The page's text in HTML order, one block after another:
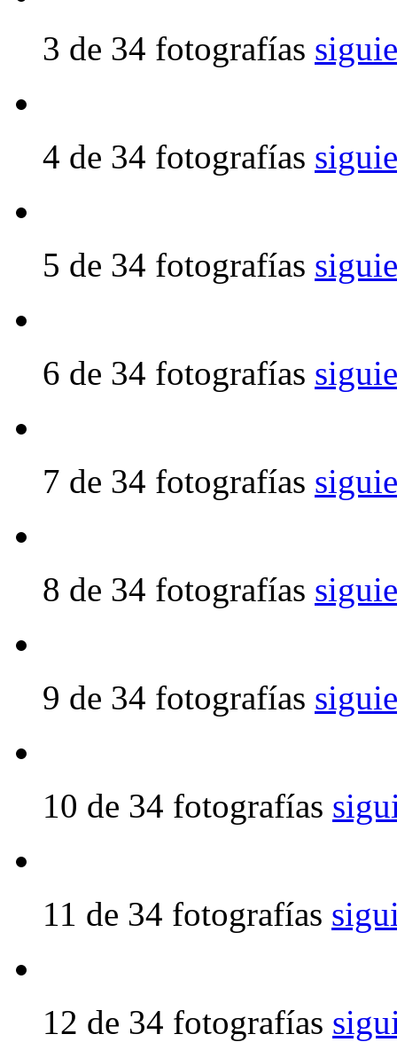
3 de 34 fotografías
4 de 34 fotografías
5 de 34 fotografías
6 de 34 fotografías
7 de 34 fotografías
8 de 34 fotografías
9 de 34 fotografías
10 de 34 fotografías
11 de 34 fotografías
12 de 34 fotografías